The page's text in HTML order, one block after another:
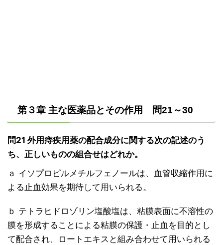
第３章 主な医薬品とその作用 問21～30
問21 外用痔疾用薬の配合成分に関する次の記述のう
ち、正しいものの組合せはどれか。
ａ イソプロピルメチルフェノールは、血管収縮作用に
よる止血効果を期待して用いられる。
ｂ テトラヒドロゾリン塩酸塩は、粘膜表面に不溶性の
膜を形成することによる粘膜の保護・止血を目的とし
て配合され、ロートエキスと組み合わせて用いられる